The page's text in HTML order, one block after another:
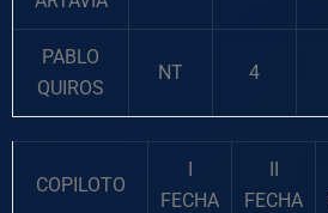
PABLO
QUIROS
NT 4
COPILOTO
I
FECHA
II
FECHA